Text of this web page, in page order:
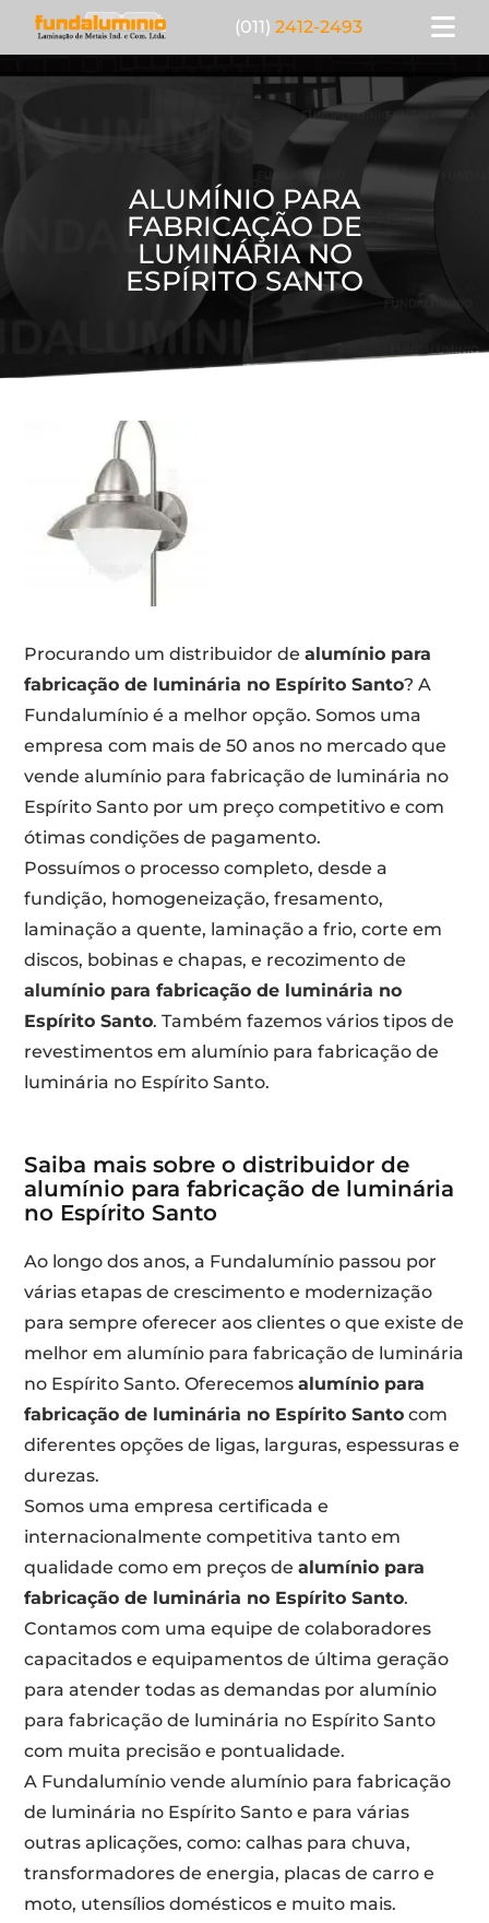
(011) 2412-2493
ALUMÍNIO PARA
FABRICAÇÃO DE
LUMINÁRIA NO
ESPÍRITO SANTO
Procurando um distribuidor dealumínio para
fabricação de luminária no Espírito Santo? A
Fundalumínio é a melhor opção. Somos uma
empresa com mais de 50 anos no mercado que
vende alumínio para fabricação de luminária no
Espírito Santo por um preço competitivo e com
ótimas condições de pagamento.
Possuímos o processo completo, desde a
fundição, homogeneização, fresamento,
laminação a quente, laminação a frio, corte em
discos, bobinas e chapas, e recozimento de
alumínio para fabricação de luminária no
Espírito Santo. Também fazemos vários tipos de
revestimentos em alumínio para fabricação de
luminária no Espírito Santo.
Saiba mais sobre o distribuidor de
alumínio para fabricação de luminária
no Espírito Santo
Ao longo dos anos, a Fundalumínio passou por
várias etapas de crescimento e modernização
para sempre oferecer aos clientes o que existe de
melhor em alumínio para fabricação de luminária
no Espírito Santo. Oferecemosalumínio para
fabricação de luminária no Espírito Santo com
diferentes opções de ligas, larguras, espessuras e
durezas.
Somos uma empresa certificada e
internacionalmente competitiva tanto em
qualidade como em preços dealumínio para
fabricação de luminária no Espírito Santo.
Contamos com uma equipe de colaboradores
capacitados e equipamentos de última geração
para atender todas as demandas por alumínio
para fabricação de luminária no Espírito Santo
com muita precisão e pontualidade.
A Fundalumínio vende alumínio para fabricação
de luminária no Espírito Santo e para várias
outras aplicações, como: calhas para chuva,
transformadores de energia, placas de carro e
moto, utensílios domésticos e muito mais.